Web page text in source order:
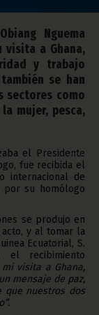
Nguema
visita a Ghana,
y trabajo
se han
sectores como
mujer, pesca,
el Presidente
fue recibida el
internacional de
por su homólogo
se produjo en
acto, y al tomar la
Ecuatorial, S.
el recibimiento
mi visita a Ghana,
mensaje de paz,
nuestros dos